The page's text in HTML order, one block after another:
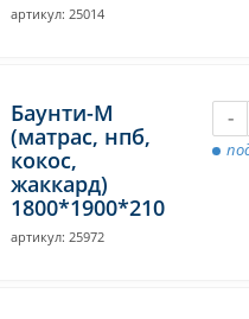
артикул: 25014
Баунти-М
(матрас, нпб,
кокос,
жаккард)
1800*1900*210
артикул: 25972
-